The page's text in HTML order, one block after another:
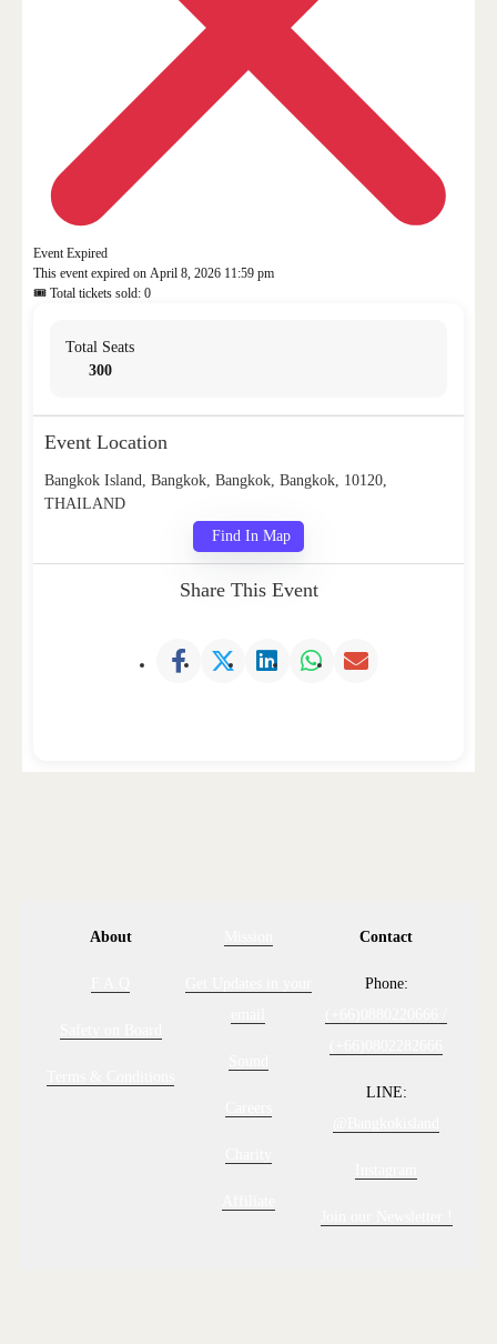
Event Expired
This event expired on April 8, 2026 11:59 pm
🎟 Total tickets sold: 0
Total Seats
300
Event Location
Bangkok Island, Bangkok, Bangkok, Bangkok, 10120,
THAILAND
Find In Map
Share This Event
About Contact
Phone:
LINE: